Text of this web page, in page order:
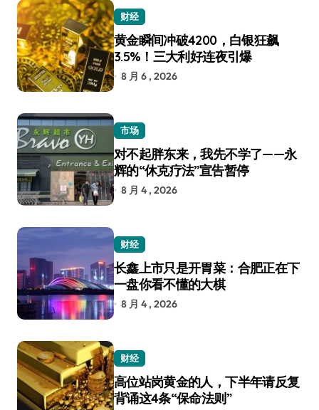
财经
黄金瞬间冲破4200，白银狂飙
3.5%！三大利好连夜引爆
8 月 6 , 2026
市场
对不起胖东来，我先不学了——永
辉的“休克疗法”宣告暂停
8 月 4 , 2026
财经
长鑫上市只是开胃菜：合肥正在下
一盘你看不懂的大棋
8 月 4 , 2026
财经
高位站岗黄金的人，下半年请反复
背诵这4条“保命法则”